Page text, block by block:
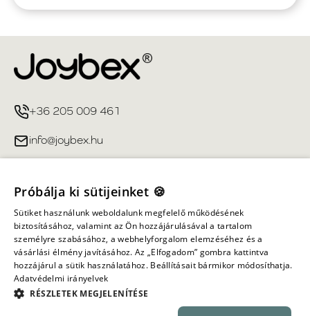
+36 205 009 461
info@joybex.hu
Fiókom
Információ
Minden jog fenntartva ©
Próbálja ki sütijeinket 🍪
Sütiket használunk weboldalunk megfelelő működésének
biztosításához, valamint az Ön hozzájárulásával a tartalom
személyre szabásához, a webhelyforgalom elemzéséhez és a
vásárlási élmény javításához. Az „Elfogadom” gombra kattintva
hozzájárul a sütik használatához. Beállításait bármikor módosíthatja.
Adatvédelmi irányelvek
RÉSZLETEK MEGJELENÍTÉSE